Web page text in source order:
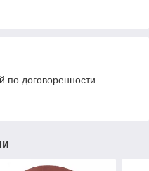
по договоренности